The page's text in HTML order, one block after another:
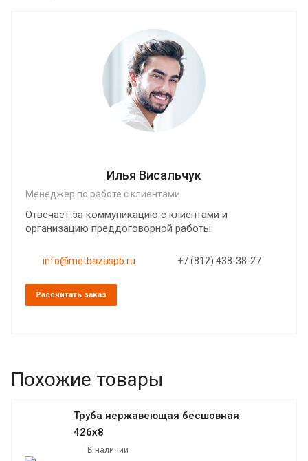
Илья Висальчук
Менеджер по работе с клиентами
Отвечает за коммуникацию с клиентами и
организацию преддоговорной работы
info@metbazaspb.ru +7 (812) 438-38-27
Рассчитать заказ
Похожие товары
Труба нержавеющая бесшовная
426х8
В наличии